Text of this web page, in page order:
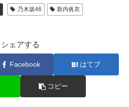
乃木坂46
新内眞衣
シェアする
Facebook はてブ
コピー